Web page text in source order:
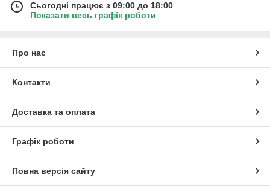
Сьогодні працює з 09:00 до 18:00
Показати весь графік роботи
Про нас
Контакти
Доставка та оплата
Графік роботи
Повна версія сайту